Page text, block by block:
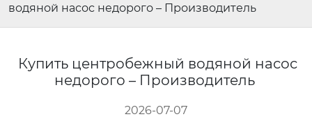
водяной насос недорого – Производитель
Купить центробежный водяной насос
недорого – Производитель
2026-07-07